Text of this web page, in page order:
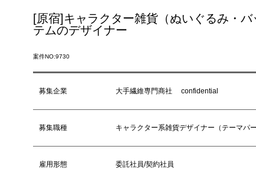
[原宿]キャラクター雑貨（ぬいぐるみ・
テムのデザイナー
案件NO:9730
募集企業 大手繊維専門商社 confidential
募集職種 キャラクター系雑貨デザイナー（テーマパ
雇用形態 委託社員/契約社員